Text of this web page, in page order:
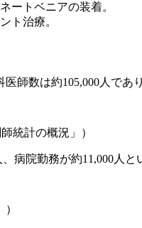
ートベニアの装着。
ト治療。
師数は約105,000人であ
統計の概況」）
病院勤務が約11,000人